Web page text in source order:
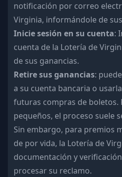
notificación por correo
Virginia, informándole de
Inicie sesión en su cuenta:
cuenta de la Lotería de
de sus ganancias.
Retire sus ganancias:
a su cuenta bancaria o
futuras compras de boletos.
pequeños, el proceso suele
Sin embargo, para premios
de por vida, la Lotería de
documentación y
procesar su reclamo.